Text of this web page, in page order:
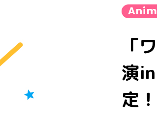
「
演
定！